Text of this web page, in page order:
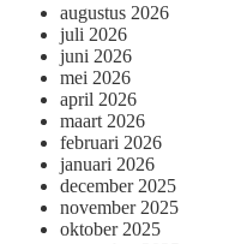
augustus 2026
juli 2026
juni 2026
mei 2026
april 2026
maart 2026
februari 2026
januari 2026
december 2025
november 2025
oktober 2025